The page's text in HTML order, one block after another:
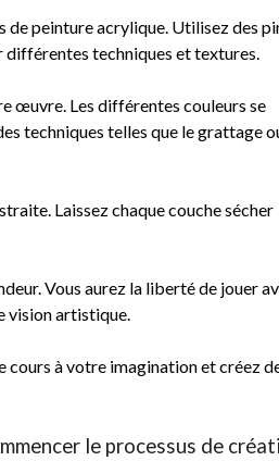
peinture acrylique. Utilisez des
différentes techniques et textures.
œuvre. Les différentes couleurs se
techniques telles que le grattage
Laissez chaque couche sécher
Vous aurez la liberté de jouer
vision artistique.
cours à votre imagination et créez
le processus de